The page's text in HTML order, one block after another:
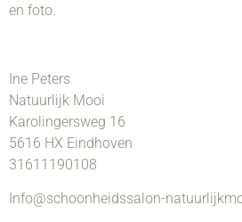
en foto.
Ine Peters
Natuurlijk Mooi
Karolingersweg 16
5616 HX Eindhoven
31611190108
Info@schoonheidssalon-